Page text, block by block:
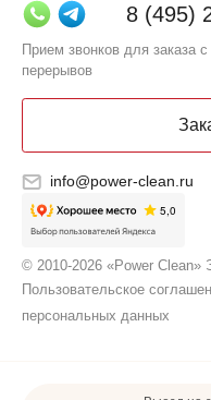
8 (495)
Прием звонков для заказа
перерывов
info@power-clean.ru
© 2010-2026 «Power Clean»
Пользовательское
персональных данных